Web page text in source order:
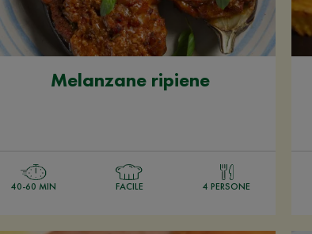
Melanzane ripiene
40-60 MIN FACILE 4 PERSONE